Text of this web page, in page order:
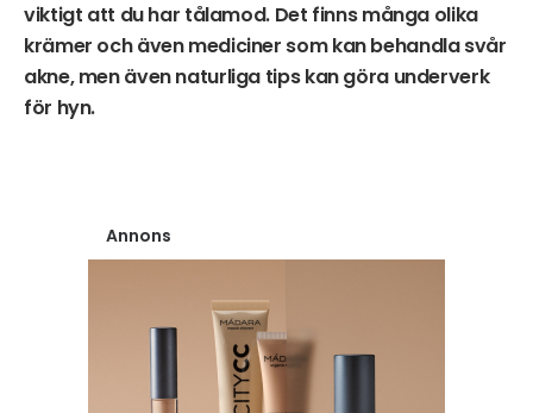
viktigt att du har tålamod. Det finns många olika
krämer och även mediciner som kan behandla svår
akne, men även naturliga tips kan göra underverk
för hyn.
Annons